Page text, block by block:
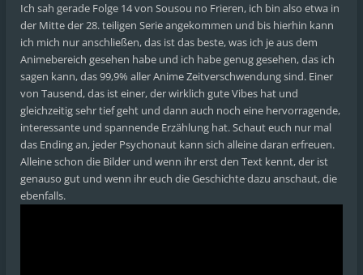
Ich sah gerade Folge 14 von Sousou no Frieren, ich bin also etwa in
der Mitte der 28. teiligen Serie angekommen und bis hierhin kann
ich mich nur anschließen, das ist das beste, was ich je aus dem
Animebereich gesehen habe und ich habe genug gesehen, das ich
sagen kann, das 99,9% aller Anime Zeitverschwendung sind. Einer
von Tausend, das ist einer, der wirklich gute Vibes hat und
gleichzeitig sehr tief geht und dann auch noch eine hervorragende,
interessante und spannende Erzählung hat. Schaut euch nur mal
das Ending an, jeder Psychonaut kann sich alleine daran erfreuen.
Alleine schon die Bilder und wenn ihr erst den Text kennt, der ist
genauso gut und wenn ihr euch die Geschichte dazu anschaut, die
ebenfalls.